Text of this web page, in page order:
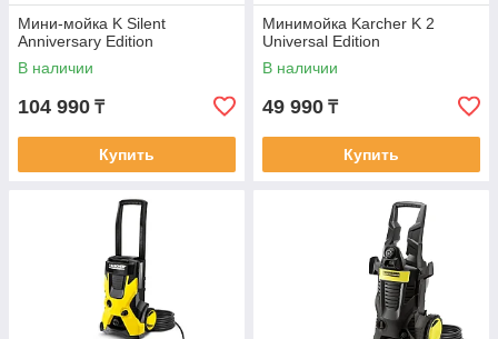
Мини-мойка K Silent
Anniversary Edition
В наличии
104 990 ₸
Купить
Минимойка Karcher K 2
Universal Edition
В наличии
49 990 ₸
Купить